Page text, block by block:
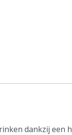
dankzij een